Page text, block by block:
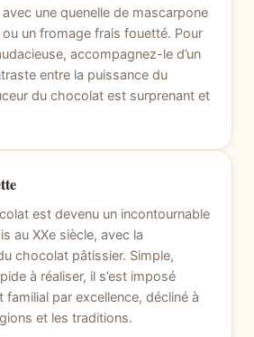
une quenelle de mascarpone
un fromage frais fouetté. Pour
accompagnez-le d’un
entre la puissance du
du chocolat est surprenant et
est devenu un incontournable
au XXe siècle, avec la
chocolat pâtissier. Simple,
à réaliser, il s’est imposé
par excellence, décliné à
et les traditions.